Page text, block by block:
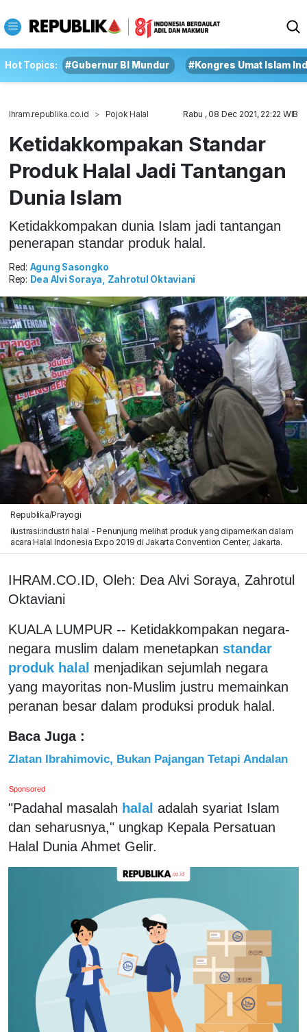
Hot Topics: #Gubernur BI Mundur #Kongres Umat Islam
Ihram.republika.co.id Pojok Halal Rabu , 08 Dec 2021, 22:22 WIB
Ketidakkompakan Standar
Produk Halal Jadi Tantangan
Dunia Islam
Ketidakkompakan dunia Islam jadi tantangan
penerapan standar produk halal.
Red: Agung Sasongko
Rep: Dea Alvi Soraya, Zahrotul Oktaviani
Republika/Prayogi
ilustrasi:industri halal - Penunjung melihat produk yang dipamerkan dalam
acara Halal Indonesia Expo 2019 di Jakarta Convention Center, Jakarta.
IHRAM.CO.ID, Oleh: Dea Alvi Soraya, Zahrotul
Oktaviani
KUALA LUMPUR -- Ketidakkompakan negara-
negara muslim dalam menetapkan standar
produk halal menjadikan sejumlah negara
yang mayoritas non-Muslim justru memainkan
peranan besar dalam produksi produk halal.
Baca Juga :
Zlatan Ibrahimovic, Bukan Pajangan Tetapi Andalan
Sponsored
"Padahal masalah halal adalah syariat Islam
dan seharusnya," ungkap Kepala Persatuan
Halal Dunia Ahmet Gelir.